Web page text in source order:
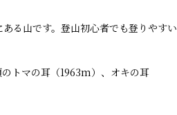
る山です。登山初心者でも登りやすい
トマの耳（1963m）、オキの耳